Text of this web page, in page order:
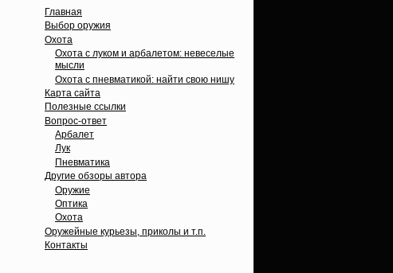
Главная
Выбор оружия
Охота
Охота с луком и арбалетом: невеселые
мысли
Охота с пневматикой: найти свою нишу
Карта сайта
Полезные ссылки
Вопрос-ответ
Арбалет
Лук
Пневматика
Другие обзоры автора
Оружие
Оптика
Охота
Оружейные курьезы, приколы и т.п.
Контакты